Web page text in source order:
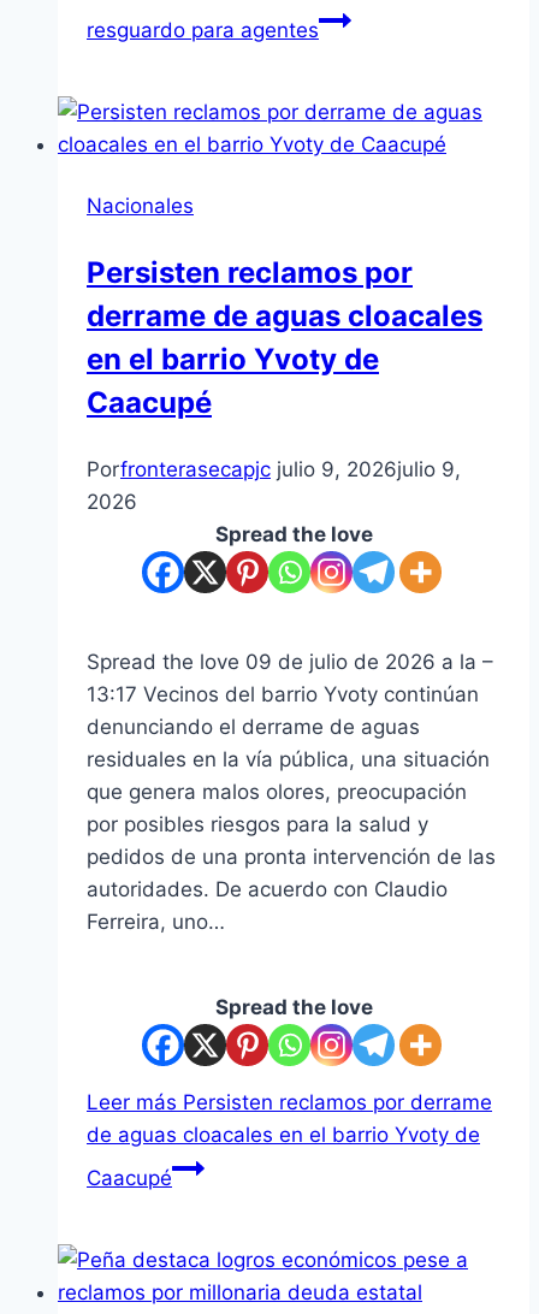
resguardo para agentes
Nacionales
Persisten reclamos por
derrame de aguas cloacales
en el barrio Yvoty de
Caacupé
Porfronterasecapjc julio 9, 2026julio 9,
2026
Spread the love
Spread the love 09 de julio de 2026 a la –
13:17 Vecinos del barrio Yvoty continúan
denunciando el derrame de aguas
residuales en la vía pública, una situación
que genera malos olores, preocupación
por posibles riesgos para la salud y
pedidos de una pronta intervención de las
autoridades. De acuerdo con Claudio
Ferreira, uno…
Spread the love
Leer más Persisten reclamos por derrame
de aguas cloacales en el barrio Yvoty de
Caacupé